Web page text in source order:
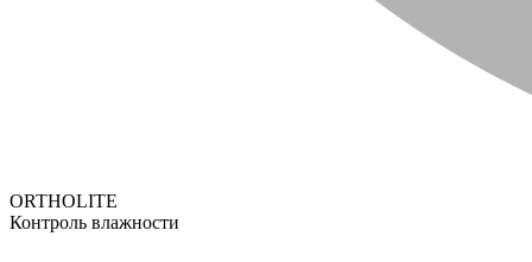
ORTHOLITE
Контроль влажности